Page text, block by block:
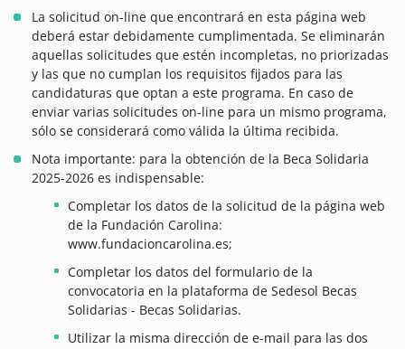
La solicitud on-line que encontrará en esta página web
deberá estar debidamente cumplimentada. Se eliminarán
aquellas solicitudes que estén incompletas, no priorizadas
y las que no cumplan los requisitos fijados para las
candidaturas que optan a este programa. En caso de
enviar varias solicitudes on-line para un mismo programa,
sólo se considerará como válida la última recibida.
Nota importante: para la obtención de la Beca Solidaria
2025-2026 es indispensable:
Completar los datos de la solicitud de la página web
de la Fundación Carolina:
www.fundacioncarolina.es;
Completar los datos del formulario de la
convocatoria en la plataforma de Sedesol Becas
Solidarias - Becas Solidarias.
Utilizar la misma dirección de e-mail para las dos